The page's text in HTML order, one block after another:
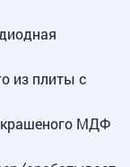
из плиты с
МДФ